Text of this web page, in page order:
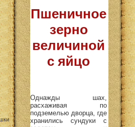
Пшеничное
зерно
величиной
с яйцо
Однажды шах,
расхаживая по
подземелью дворца, где
хранились сундуки с